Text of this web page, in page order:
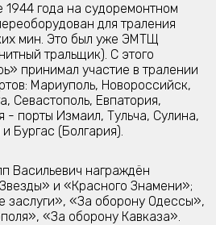
года на судоремонтном
для траления
мин. Это был уже ЭМТЩ
тральщик). С этого
принимал участие в тралении
Мариуполь, Новороссийск,
Севастополь, Евпатория,
- порты Измаил, Тульча, Сулина,
Бургас (Болгария).
Васильевич награждён
и «Красного Знамени»;
заслуги», «За оборону Одессы»,
«За оборону Кавказа».